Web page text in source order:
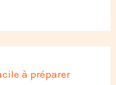
à préparer